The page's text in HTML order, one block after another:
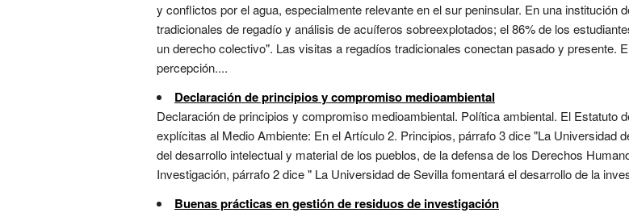
y conflictos por el agua, especialmente relevante en el sur peninsular. En una institución
tradicionales de regadío y análisis de acuíferos sobreexplotados; el 86% de los
un derecho colectivo". Las visitas a regadíos tradicionales conectan pasado y presente.
percepción....
Declaración de principios y compromiso medioambiental
Declaración de principios y compromiso medioambiental. Política ambiental. El Estatuto
explícitas al Medio Ambiente: En el Artículo 2. Principios, párrafo 3 dice "La Universidad
del desarrollo intelectual y material de los pueblos, de la defensa de los Derechos
Investigación, párrafo 2 dice " La Universidad de Sevilla fomentará el desarrollo de la
Buenas prácticas en gestión de residuos de investigación